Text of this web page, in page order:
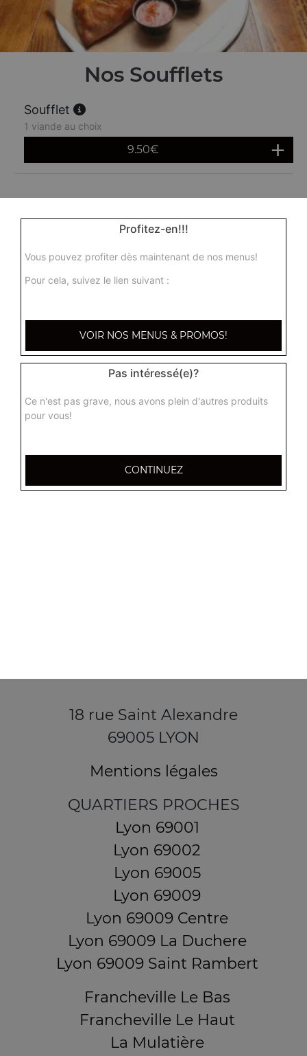
Nos Soufflets
Soufflet
1 viande au choix
9.50€
18 rue Saint Alexandre
69005 LYON
Mentions légales
QUARTIERS PROCHES
Lyon 69001
Lyon 69002
Lyon 69005
Lyon 69009
Lyon 69009 Centre
Lyon 69009 La Duchere
Lyon 69009 Saint Rambert
Francheville Le Bas
Francheville Le Haut
La Mulatière
Profitez-en!!!
Vous pouvez profiter dès maintenant de nos menus!
Pour cela, suivez le lien suivant :
VOIR NOS MENUS & PROMOS!
Pas intéressé(e)?
Ce n'est pas grave, nous avons plein d'autres produits
pour vous!
CONTINUEZ